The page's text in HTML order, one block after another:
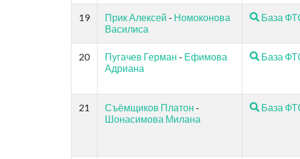
19 Прик Алексей - Номоконова
Василиса
База
20 Пугачев Герман - Ефимова
Адриана
База
21 Съёмщиков Платон -
Шонасимова Милана
База